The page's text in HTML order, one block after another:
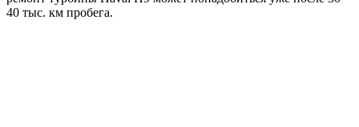
40 тыс. км пробега.